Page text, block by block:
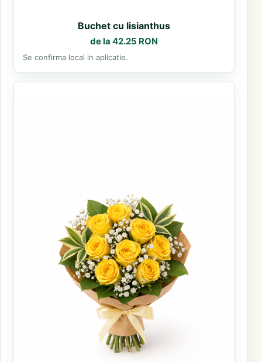
Buchet cu lisianthus
de la 42.25 RON
Se confirma local in aplicatie.